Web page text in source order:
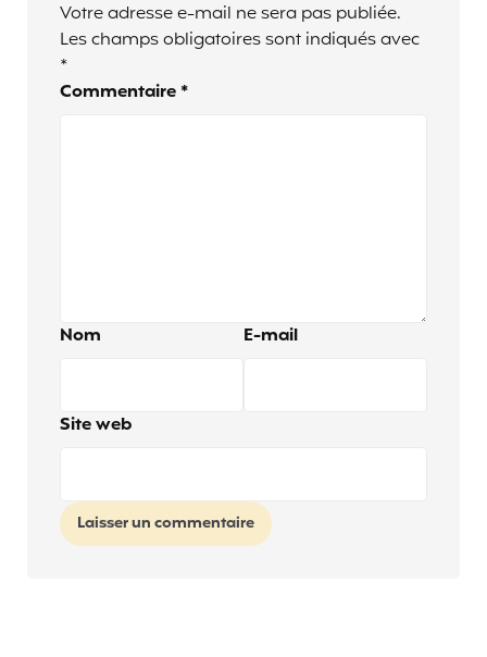
Votre adresse e-mail ne sera pas publiée.
Les champs obligatoires sont indiqués avec
*
Commentaire *
Nom E-mail
Site web